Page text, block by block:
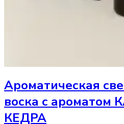
Ароматическая
воска с
КЕДРА